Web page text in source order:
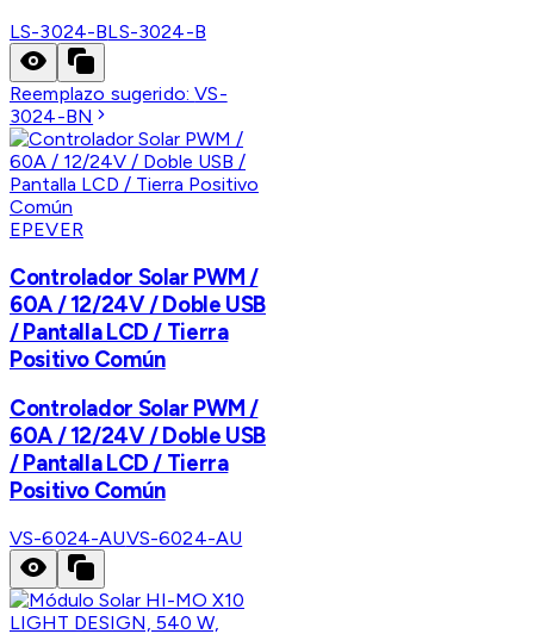
LS-3024-BLS-3024-B
Reemplazo sugerido:VS-
3024-BN
EPEVER
Controlador Solar PWM /
60A / 12/24V / Doble USB
/ Pantalla LCD / Tierra
Positivo Común
Controlador Solar PWM /
60A / 12/24V / Doble USB
/ Pantalla LCD / Tierra
Positivo Común
VS-6024-AUVS-6024-AU